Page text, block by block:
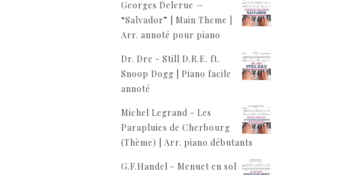
Georges Delerue —
“Salvador” | Main Theme |
Arr. annoté pour piano
Dr. Dre - Still D.R.E. ft.
Snoop Dogg | Piano facile
annoté
Michel Legrand - Les
Parapluies de Cherbourg
(Thème) | Arr. piano débutants
G.F.Handel - Menuet en sol